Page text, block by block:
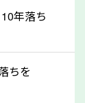
多く返
自動車税が
動車税の
す。不要
年落ち
ちを